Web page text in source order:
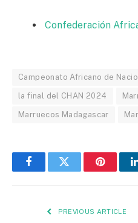
Confederación
Campeonato Africano de
la final del CHAN 2024
Marruecos Madagascar
FacebookTwitter Pinterest
PREVIOUS ARTICLE